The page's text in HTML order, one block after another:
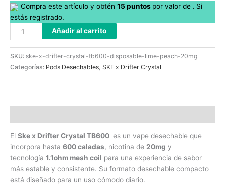
Compra este artículo y obtén 15 puntos por valor de . Si
estás registrado.
cantidad
Añadir al carrito
SKU: ske-x-drifter-crystal-tb600-disposable-lime-peach-20mg
Categorías: Pods Desechables, SKE x Drifter Crystal
El Ske x Drifter Crystal TB600 es un vape desechable que
incorpora hasta 600 caladas, nicotina de 20mg y
tecnología 1.1ohm mesh coil para una experiencia de sabor
más estable y consistente. Su formato desechable compacto
está diseñado para un uso cómodo diario.